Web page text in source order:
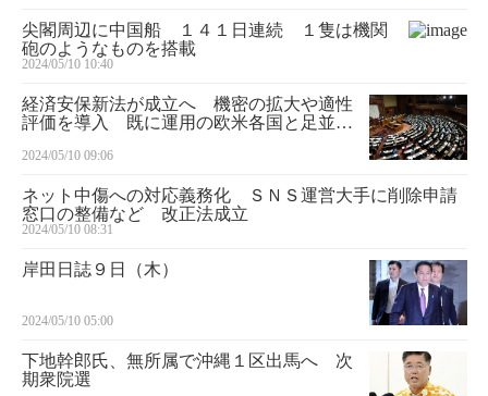
尖閣周辺に中国船 １４１日連続 １隻は機関
砲のようなものを搭載
2024/05/10 10:40
経済安保新法が成立へ 機密の拡大や適性
評価を導入 既に運用の欧米各国と足並み
2024/05/10 09:06
ネット中傷への対応義務化 ＳＮＳ運営大手に削除申請
窓口の整備など 改正法成立
2024/05/10 08:31
岸田日誌９日（木）
2024/05/10 05:00
下地幹郎氏、無所属で沖縄１区出馬へ 次
期衆院選